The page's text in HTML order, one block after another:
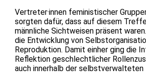
Vertreter·innen feministischer
sorgten dafür, dass auf diesem
männliche Sichtweisen präsent
die Entwicklung von
Reproduktion. Damit einher ging die
Reflektion geschlechtlicher
auch innerhalb der selbstverwalteten